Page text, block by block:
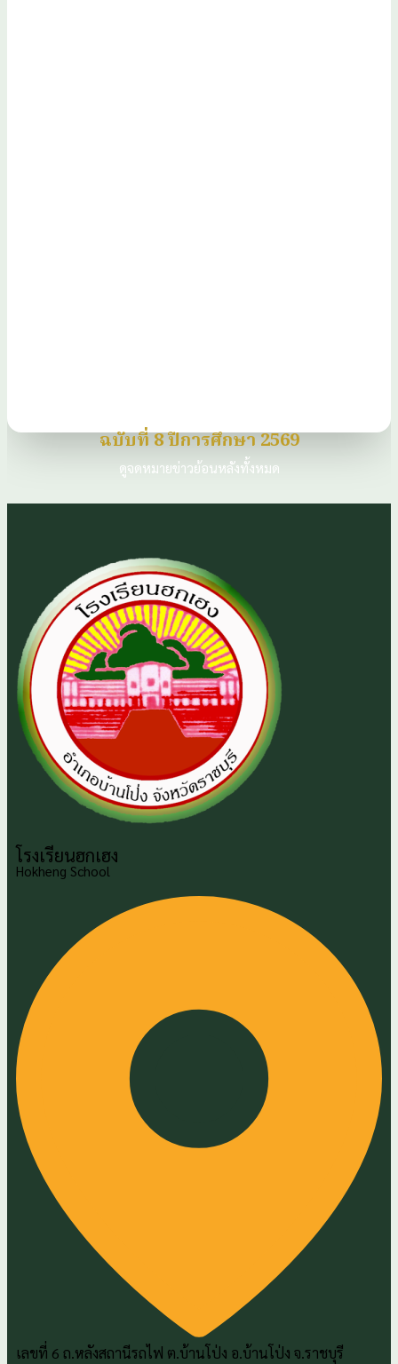
ฉบับที่ 8 ปีการศึกษา 2569
ดูจดหมายข่าวย้อนหลังทั้งหมด
โรงเรียนฮกเฮง
Hokheng School
เลขที่ 6 ถ.หลังสถานีรถไฟ ต.บ้านโป่ง อ.บ้านโป่ง จ.ราชบุรี